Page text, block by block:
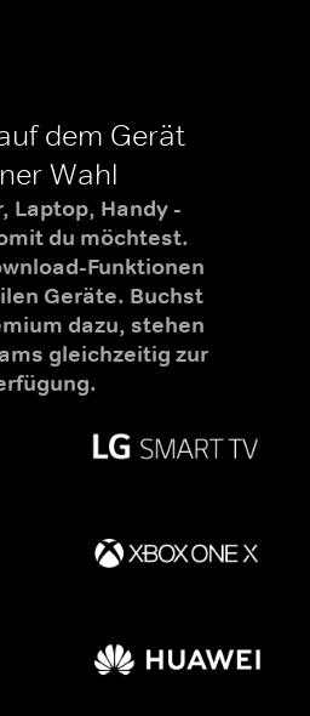
dem Gerät
Wahl
Laptop, Handy -
du möchtest.
Funktionen
Geräte. Buchst
dazu, stehen
gleichzeitig zur